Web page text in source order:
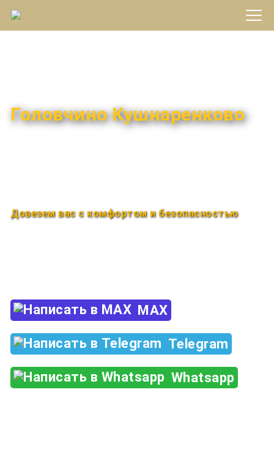
Головчино Кушнаренково
Довезем вас с комфортом и безопасностью
MAX
Telegram
Whatsapp